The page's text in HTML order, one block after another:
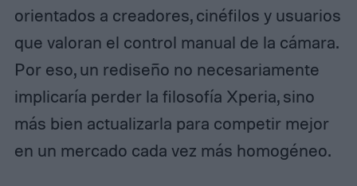
orientados a creadores, cinéfilos y usuarios
que valoran el control manual de la cámara.
Por eso, un rediseño no necesariamente
implicaría perder la filosofía Xperia, sino
más bien actualizarla para competir mejor
en un mercado cada vez más homogéneo.